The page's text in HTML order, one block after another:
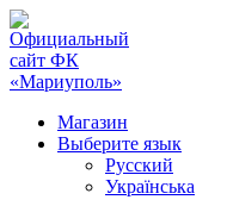
Магазин
Выберите язык
Русский
Українська